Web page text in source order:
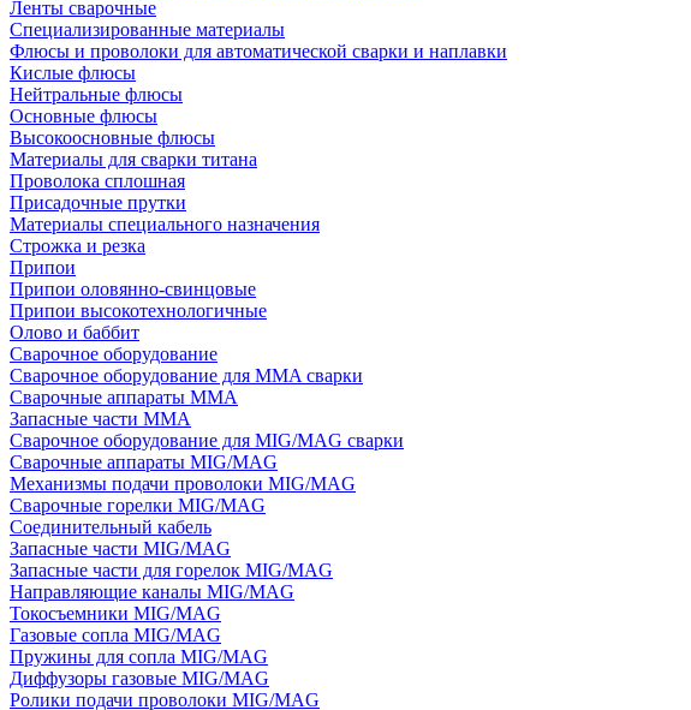
Ленты сварочные
Специализированные материалы
Флюсы и проволоки для автоматической сварки и наплавки
Кислые флюсы
Нейтральные флюсы
Основные флюсы
Высокоосновные флюсы
Материалы для сварки титана
Проволока сплошная
Присадочные прутки
Материалы специального назначения
Строжка и резка
Припои
Припои оловянно-свинцовые
Припои высокотехнологичные
Олово и баббит
Сварочное оборудование
Сварочное оборудование для MMA сварки
Сварочные аппараты MMA
Запасные части MMA
Сварочное оборудование для MIG/MAG сварки
Сварочные аппараты MIG/MAG
Механизмы подачи проволоки MIG/MAG
Сварочные горелки MIG/MAG
Соединительный кабель
Запасные части MIG/MAG
Запасные части для горелок MIG/MAG
Направляющие каналы MIG/MAG
Токосъемники MIG/MAG
Газовые сопла MIG/MAG
Пружины для сопла MIG/MAG
Диффузоры газовые MIG/MAG
Ролики подачи проволоки MIG/MAG